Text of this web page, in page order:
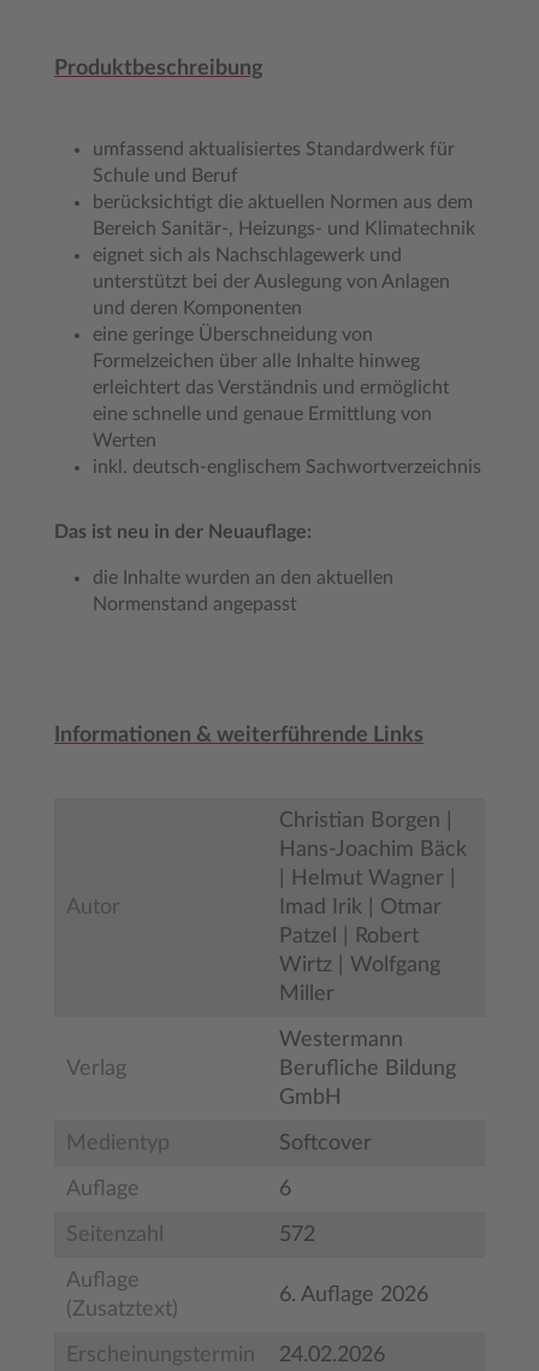
Produktbeschreibung
umfassend aktualisiertes Standardwerk für
Schule und Beruf
berücksichtigt die aktuellen Normen aus dem
Bereich Sanitär-, Heizungs- und Klimatechnik
eignet sich als Nachschlagewerk und
unterstützt bei der Auslegung von Anlagen
und deren Komponenten
eine geringe Überschneidung von
Formelzeichen über alle Inhalte hinweg
erleichtert das Verständnis und ermöglicht
eine schnelle und genaue Ermittlung von
Werten
inkl. deutsch-englischem Sachwortverzeichnis
Das ist neu in der Neuauflage:
die Inhalte wurden an den aktuellen
Normenstand angepasst
Informationen & weiterführende Links
Autor
Christian Borgen |
Hans-Joachim Bäck
| Helmut Wagner |
Imad Irik | Otmar
Patzel | Robert
Wirtz | Wolfgang
Miller
Verlag
Westermann
Berufliche Bildung
GmbH
Medientyp Softcover
Auflage 6
Seitenzahl 572
Auflage
(Zusatztext)
6. Auflage 2026
Erscheinungstermin 24.02.2026